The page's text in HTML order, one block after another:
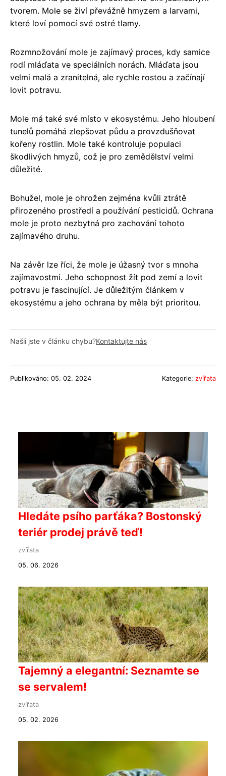
tvorem. Mole se živí převážně hmyzem a larvami,
které loví pomocí své ostré tlamy.
Rozmnožování mole je zajímavý proces, kdy samice
rodí mláďata ve speciálních norách. Mláďata jsou
velmi malá a zranitelná, ale rychle rostou a začínají
lovit potravu.
Mole má také své místo v ekosystému. Jeho hloubení
tunelů pomáhá zlepšovat půdu a provzdušňovat
kořeny rostlin. Mole také kontroluje populaci
škodlivých hmyzů, což je pro zemědělství velmi
důležité.
Bohužel, mole je ohrožen zejména kvůli ztrátě
přirozeného prostředí a používání pesticidů. Ochrana
mole je proto nezbytná pro zachování tohoto
zajímavého druhu.
Na závěr lze říci, že mole je úžasný tvor s mnoha
zajímavostmi. Jeho schopnost žít pod zemí a lovit
potravu je fascinující. Je důležitým článkem v
ekosystému a jeho ochrana by měla být prioritou.
Našli jste v článku chybu?Kontaktujte nás
Publikováno: 05. 02. 2024 Kategorie: zvířata
Hledáte psího parťáka? Bostonský
teriér prodej právě teď!
zvířata
05. 06. 2026
Tajemný a elegantní: Seznamte se
se servalem!
zvířata
05. 02. 2026